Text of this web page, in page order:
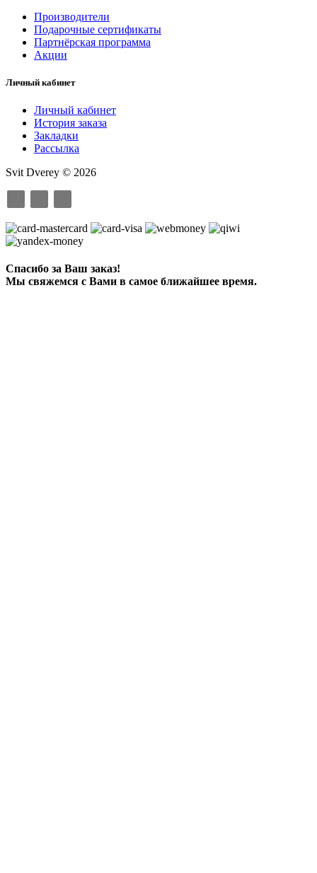
Производители
Подарочные сертификаты
Партнёрская программа
Акции
Личный кабинет
Личный кабинет
История заказа
Закладки
Рассылка
Svit Dverey © 2026
Спасибо за Ваш заказ!
Мы свяжемся с Вами в самое ближайшее время.